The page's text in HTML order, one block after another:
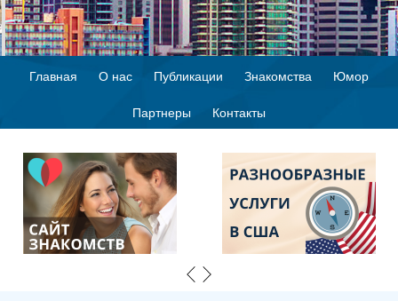
Главная О нас Публикации Знакомства Юмор
Партнеры Контакты